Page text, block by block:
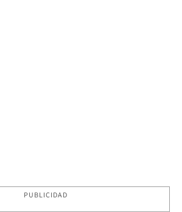
PUBLICIDAD